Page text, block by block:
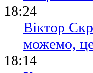
18:24
Віктор
можемо,
18:14